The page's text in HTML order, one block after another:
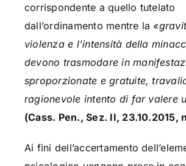
corrispondente a quello tutelato
dall’ordinamento mentre la
violenza e l’intensità della
devono trasmodare in
sproporzionate e gratuite,
ragionevole intento di far valere
(Cass. Pen., Sez. II, 23.10.2015,
Ai fini dell’accertamento